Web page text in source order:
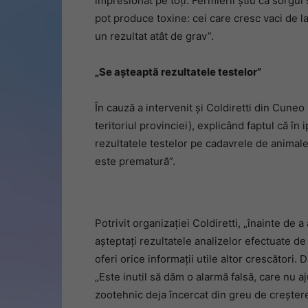
pot produce toxine: cei care cresc vaci de
un rezultat atât de grav”.
„Se așteaptă rezultatele testelor”
În cauză a intervenit și Coldiretti din
teritoriul provinciei), explicând faptul că în
rezultatele testelor pe cadavrele de
este prematură”.
Potrivit organizației Coldiretti, „înainte de
așteptați rezultatele analizelor efectuate
oferi orice informații utile altor crescători.
„Este inutil să dăm o alarmă falsă, care nu
zootehnic deja încercat din greu de